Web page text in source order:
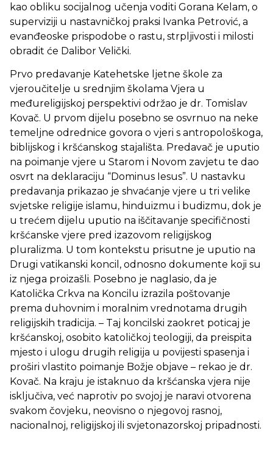
kao obliku socijalnog učenja voditi Gorana Kelam, o
superviziji u nastavničkoj praksi Ivanka Petrović, a
evanđeoske prispodobe o rastu, strpljivosti i milosti
obradit će Dalibor Velički.
Prvo predavanje Katehetske ljetne škole za
vjeroučitelje u srednjim školama Vjera u
međureligijskoj perspektivi održao je dr. Tomislav
Kovač. U prvom dijelu posebno se osvrnuo na neke
temeljne odrednice govora o vjeri s antropološkoga,
biblijskog i kršćanskog stajališta. Predavač je uputio
na poimanje vjere u Starom i Novom zavjetu te dao
osvrt na deklaraciju “Dominus Iesus”. U nastavku
predavanja prikazao je shvaćanje vjere u tri velike
svjetske religije islamu, hinduizmu i budizmu, dok je
u trećem dijelu uputio na iščitavanje specifičnosti
kršćanske vjere pred izazovom religijskog
pluralizma. U tom kontekstu prisutne je uputio na
Drugi vatikanski koncil, odnosno dokumente koji su
iz njega proizašli. Posebno je naglasio, da je
Katolička Crkva na Koncilu izrazila poštovanje
prema duhovnim i moralnim vrednotama drugih
religijskih tradicija. – Taj koncilski zaokret poticaj je
kršćanskoj, osobito katoličkoj teologiji, da preispita
mjesto i ulogu drugih religija u povijesti spasenja i
proširi vlastito poimanje Božje objave – rekao je dr.
Kovač. Na kraju je istaknuo da kršćanska vjera nije
isključiva, već naprotiv po svojoj je naravi otvorena
svakom čovjeku, neovisno o njegovoj rasnoj,
nacionalnoj, religijskoj ili svjetonazorskoj pripadnosti.